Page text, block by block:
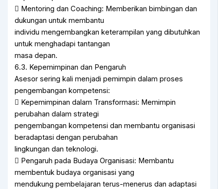
 Mentoring dan Coaching: Memberikan bimbingan dan
dukungan untuk membantu
individu mengembangkan keterampilan yang dibutuhkan
untuk menghadapi tantangan
masa depan.
6.3. Kepemimpinan dan Pengaruh
Asesor sering kali menjadi pemimpin dalam proses
pengembangan kompetensi:
 Kepemimpinan dalam Transformasi: Memimpin
perubahan dalam strategi
pengembangan kompetensi dan membantu organisasi
beradaptasi dengan perubahan
lingkungan dan teknologi.
 Pengaruh pada Budaya Organisasi: Membantu
membentuk budaya organisasi yang
mendukung pembelajaran terus-menerus dan adaptasi